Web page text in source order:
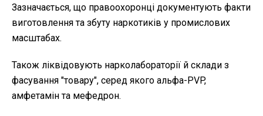
Зазначається, що правоохоронці документують факти
виготовлення та збуту наркотиків у промислових
масштабах.
Також ліквідовують нарколабораторії й склади з
фасування "товару", серед якого альфа-PVP,
амфетамін та мефедрон.